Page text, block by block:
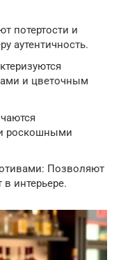
потертости и
аутентичность.
и цветочным
роскошными
Позволяют
интерьере.